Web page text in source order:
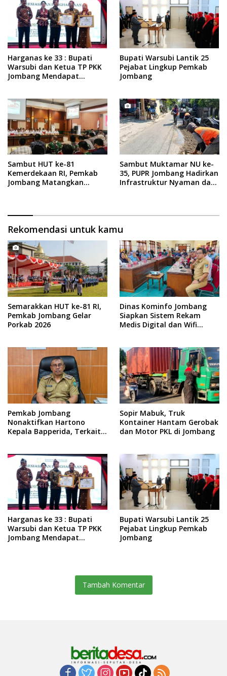
Harganas ke 33 : Bupati
Warsubi dan Ketua TP PKK
Jombang Mendapat
Bupati Warsubi Lantik 25
Pejabat Lingkup Pemkab
Jombang
Sambut HUT ke-81
Kemerdekaan RI, Pemkab
Jombang Matangkan
Sambut Muktamar NU ke-
35, PUPR Jombang Hadirkan
Infrastruktur Nyaman dan
Rekomendasi untuk kamu
Semarakkan HUT ke-81 RI,
Pemkab Jombang Gelar
Porkab 2026
Dinas Kominfo Jombang
Siapkan Sistem Rekam
Medis Digital dan Wifi
Pemkab Jombang
Nonaktifkan Hartono
Kepala Bapperida, Terkait
Sopir Mabuk, Truk
Kontainer Hantam Gerobak
dan Motor PKL di Jombang
Harganas ke 33 : Bupati
Warsubi dan Ketua TP PKK
Jombang Mendapat
Bupati Warsubi Lantik 25
Pejabat Lingkup Pemkab
Jombang
Tambah Komentar